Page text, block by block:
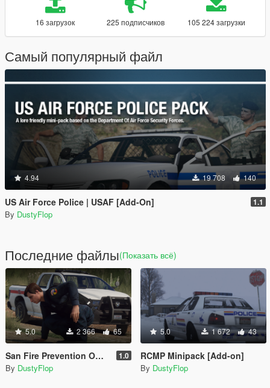
16 загрузок 225 подписчиков 105 224 загрузки
Самый популярный файл
4.94 19 708 140
US Air Force Police | USAF [Add-On] 1.1
By DustyFlop
Последние файлы(Показать всё)
5.0 2 366 65
San Fire Prevention Officer Pack 1.0
By DustyFlop
5.0 1 672 43
RCMP Minipack [Add-on]
By DustyFlop